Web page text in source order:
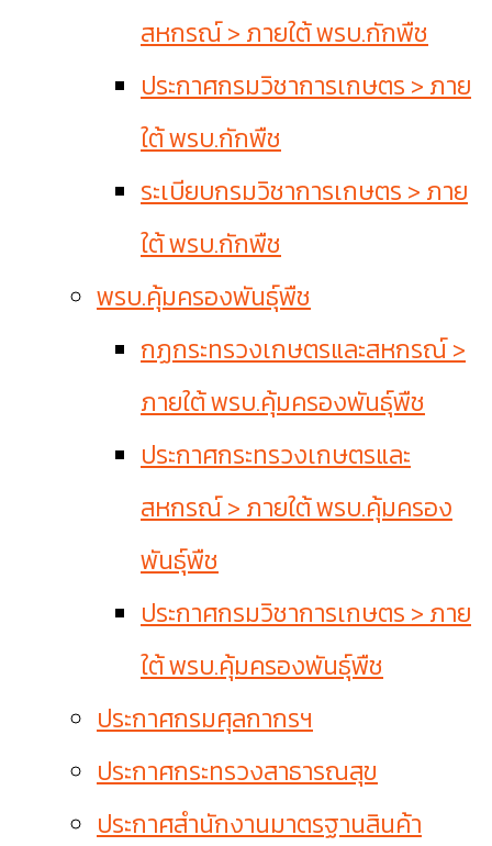
สหกรณ์ > ภายใต้ พรบ.กักพืช
ประกาศกรมวิชาการเกษตร > ภาย
ใต้ พรบ.กักพืช
ระเบียบกรมวิชาการเกษตร > ภาย
ใต้ พรบ.กักพืช
พรบ.คุ้มครองพันธุ์พืช
กฏกระทรวงเกษตรและสหกรณ์ >
ภายใต้ พรบ.คุ้มครองพันธุ์พืช
ประกาศกระทรวงเกษตรและ
สหกรณ์ > ภายใต้ พรบ.คุ้มครอง
พันธุ์พืช
ประกาศกรมวิชาการเกษตร > ภาย
ใต้ พรบ.คุ้มครองพันธุ์พืช
ประกาศกรมศุลกากรฯ
ประกาศกระทรวงสาธารณสุข
ประกาศสำนักงานมาตรฐานสินค้า